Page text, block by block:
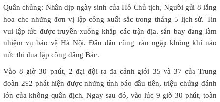
Quân chủng: Nhân dịp ngày sinh của Hồ Chủ tịch, Người gửi 8 lẵng
hoa cho những đơn vị lập công xuất sắc trong tháng 5 lịch sử. Tin
vui lập tức được truyền xuống khắp các trận địa, sân bay đang làm
nhiệm vụ bảo vệ Hà Nội. Đâu đâu cũng tràn ngập không khí náo
nức thi đua lập công dâng Bác.
Vào 8 giờ 30 phút, 2 đại đội ra đa cảnh giới 35 và 37 của Trung
đoàn 292 phát hiện được những tình báo đầu tiên, triệu chứng đánh
lớn của không quân địch. Ngay sau đó, vào lúc 9 giờ 30 phút, toàn